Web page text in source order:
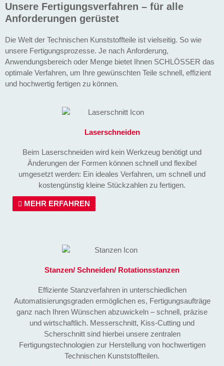
Unsere Fertigungsverfahren – für alle
Anforderungen gerüstet
Die Welt der Technischen Kunststoffteile ist vielseitig. So wie
unsere Fertigungsprozesse. Je nach Anforderung,
Anwendungsbereich oder Menge bietet Ihnen SCHLÖSSER das
optimale Verfahren, um Ihre gewünschten Teile schnell, effizient
und hochwertig fertigen zu können.
Laserschneiden
Beim Laserschneiden wird kein Werkzeug benötigt und
Änderungen der Formen können schnell und flexibel
umgesetzt werden: Ein ideales Verfahren, um schnell und
kostengünstig kleine Stückzahlen zu fertigen.
MEHR ERFAHREN
Stanzen/ Schneiden/ Rotationsstanzen
Effiziente Stanzverfahren in unterschiedlichen
Automatisierungsgraden ermöglichen es, Fertigungsaufträge
ganz nach Ihren Wünschen abzuwickeln – schnell, präzise
und wirtschaftlich. Messerschnitt, Kiss-Cutting und
Scherschnitt sind hierbei unsere zentralen
Fertigungstechnologien zur Herstellung von hochwertigen
Technischen Kunststoffteilen.